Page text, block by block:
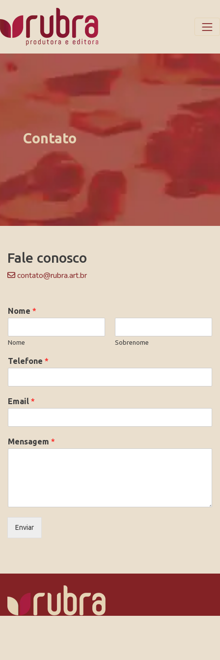
Contato
Fale conosco
contato@rubra.art.br
Nome *
Nome Sobrenome
Telefone *
Email *
Mensagem *
Enviar